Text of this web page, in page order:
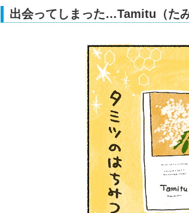
出会ってしまった…Tamitu（た